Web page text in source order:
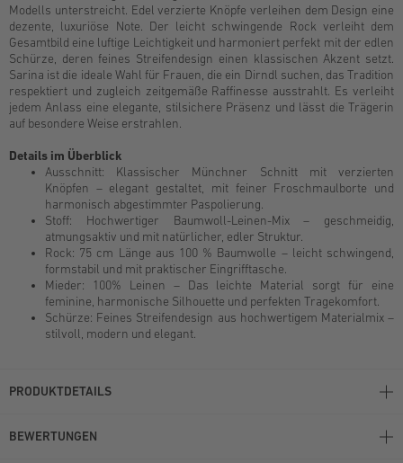
Modells unterstreicht. Edel verzierte Knöpfe verleihen dem Design eine
dezente, luxuriöse Note. Der leicht schwingende Rock verleiht dem
Gesamtbild eine luftige Leichtigkeit und harmoniert perfekt mit der edlen
Schürze, deren feines Streifendesign einen klassischen Akzent setzt.
Sarina ist die ideale Wahl für Frauen, die ein Dirndl suchen, das Tradition
respektiert und zugleich zeitgemäße Raffinesse ausstrahlt. Es verleiht
jedem Anlass eine elegante, stilsichere Präsenz und lässt die Trägerin
auf besondere Weise erstrahlen.
Details im Überblick
Ausschnitt: Klassischer Münchner Schnitt mit verzierten
Knöpfen – elegant gestaltet, mit feiner Froschmaulborte und
harmonisch abgestimmter Paspolierung.
Stoff: Hochwertiger Baumwoll-Leinen-Mix – geschmeidig,
atmungsaktiv und mit natürlicher, edler Struktur.
Rock: 75 cm Länge aus 100 % Baumwolle – leicht schwingend,
formstabil und mit praktischer Eingrifftasche.
Mieder: 100% Leinen – Das leichte Material sorgt für eine
feminine, harmonische Silhouette und perfekten Tragekomfort.
Schürze: Feines Streifendesign aus hochwertigem Materialmix –
stilvoll, modern und elegant.
PRODUKTDETAILS
BEWERTUNGEN